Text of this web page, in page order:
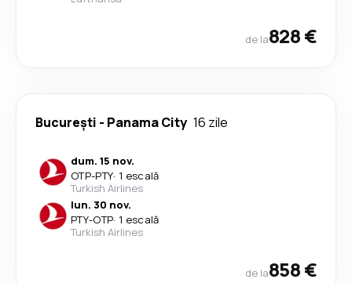
de la828 €
București - Panama City 16 zile
dum. 15 nov.
OTP-PTY· 1 escală
Turkish Airlines
lun. 30 nov.
PTY-OTP· 1 escală
Turkish Airlines
de la858 €